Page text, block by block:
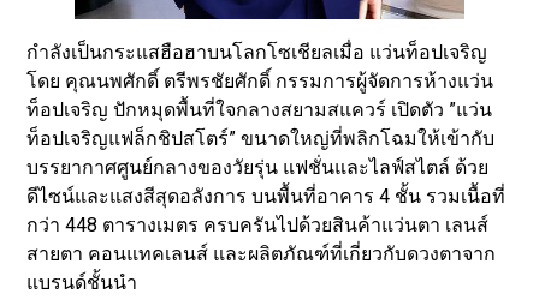
กำลังเป็นกระแสฮือฮาบนโลกโซเชียลเมื่อ แว่นท็อปเจริญ
โดย คุณนพศักดิ์ ตรีพรชัยศักดิ์ กรรมการผู้จัดการห้างแว่น
ท็อปเจริญ ปักหมุดพื้นที่ใจกลางสยามสแควร์ เปิดตัว ”แว่น
ท็อปเจริญแฟล็กชิปสโตร์” ขนาดใหญ่ที่พลิกโฉมให้เข้ากับ
บรรยากาศศูนย์กลางของวัยรุ่น แฟชั่นและไลฟ์สไตล์ ด้วย
ดีไซน์และแสงสีสุดอลังการ บนพื้นที่อาคาร 4 ชั้น รวมเนื้อที่
กว่า 448 ตารางเมตร ครบครันไปด้วยสินค้าแว่นตา เลนส์
สายตา คอนแทคเลนส์ และผลิตภัณฑ์ที่เกี่ยวกับดวงตาจาก
แบรนด์ชั้นนำ